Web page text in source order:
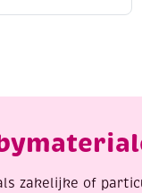
zakelijke of